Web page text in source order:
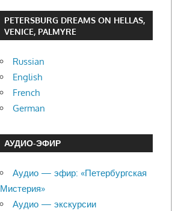
PETERSBURG DREAMS ON HELLAS,
VENICE, PALMYRE
Russian
English
French
German
АУДИО-ЭФИР
Аудио — эфир: «Петербургская
Мистерия»
Аудио — экскурсии